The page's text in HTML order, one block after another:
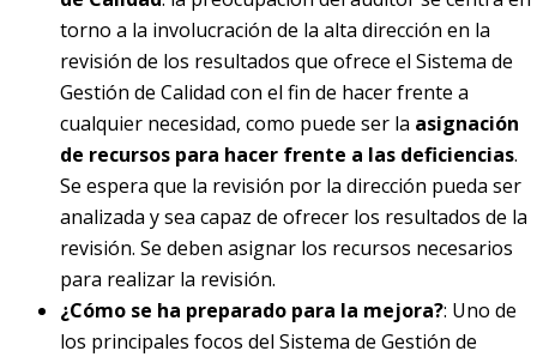
torno a la involucración de la alta dirección en la
revisión de los resultados que ofrece el Sistema de
Gestión de Calidad con el fin de hacer frente a
cualquier necesidad, como puede ser la asignación
de recursos para hacer frente a las deficiencias.
Se espera que la revisión por la dirección pueda ser
analizada y sea capaz de ofrecer los resultados de la
revisión. Se deben asignar los recursos necesarios
para realizar la revisión.
¿Cómo se ha preparado para la mejora?: Uno de
los principales focos del Sistema de Gestión de